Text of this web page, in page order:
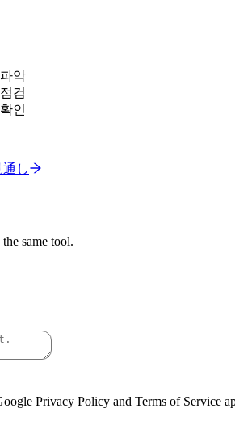
악
검
인
し
same tool.
Privacy Policy and Terms of Service